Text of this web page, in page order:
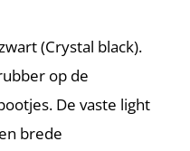
(Crystal black).
op de
De vaste light
brede